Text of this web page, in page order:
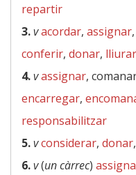
repartir
3.vacordar, assignar,
conferir, donar, lliurar
4.vassignar,
encarregar,
responsabilitzar
5.vconsiderar, donar,
6.v(un càrrec)